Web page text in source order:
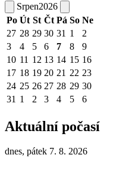
Srpen2026
Po Út St Čt Pá So Ne
27 28 29 30 31 1
2
3
4 5 6 7 8
9
10 11 12 13 14 15 16
17 18 19 20 21 22 23
24 25 26 27 28 29 30
31 1 2 3 4 5 6
Aktuální počasí
dnes, pátek 7. 8. 2026